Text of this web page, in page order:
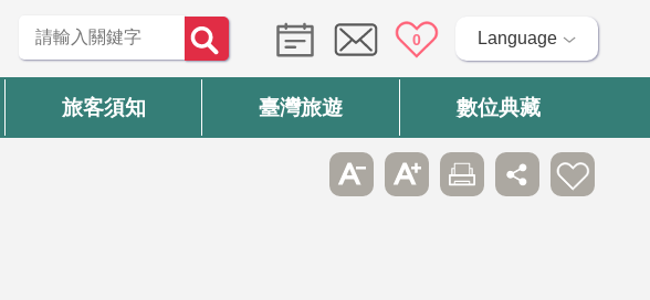
0 Language
旅客須知 臺灣旅遊 數位典藏